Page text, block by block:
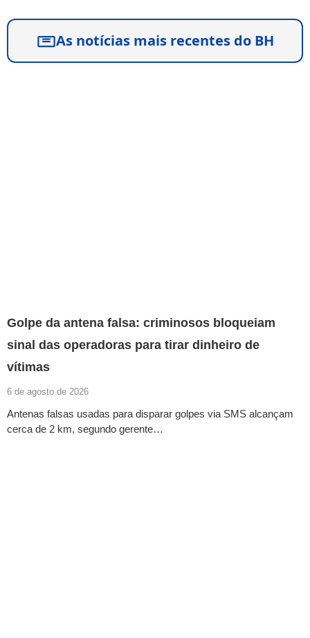
As notícias mais recentes do BH
Golpe da antena falsa: criminosos bloqueiam
sinal das operadoras para tirar dinheiro de
vítimas
6 de agosto de 2026
Antenas falsas usadas para disparar golpes via SMS alcançam
cerca de 2 km, segundo gerente…